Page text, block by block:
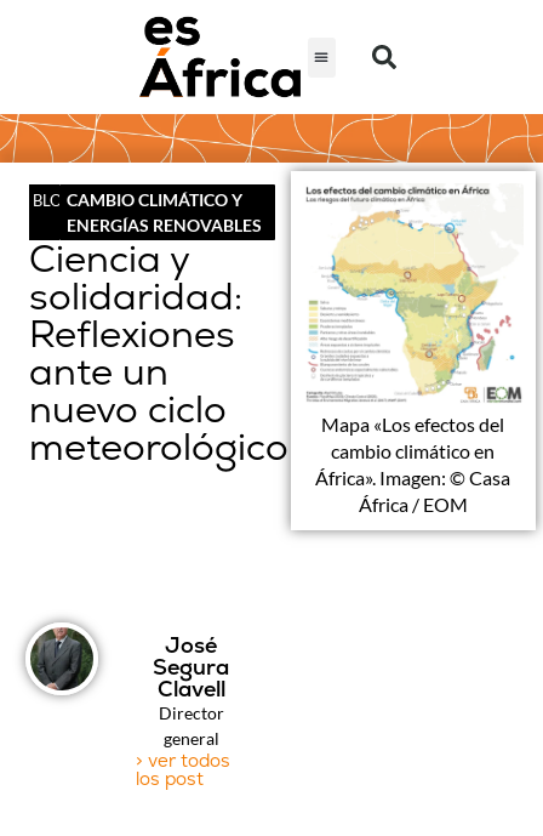
BLOGCAMBIO CLIMÁTICO Y
ENERGÍAS RENOVABLES
Ciencia y
solidaridad:
Reflexiones
ante un
nuevo ciclo
meteorológico
Mapa «Los efectos del
cambio climático en
África». Imagen: © Casa
África / EOM
José
Segura
Clavell
Director
general
> ver todos
los post